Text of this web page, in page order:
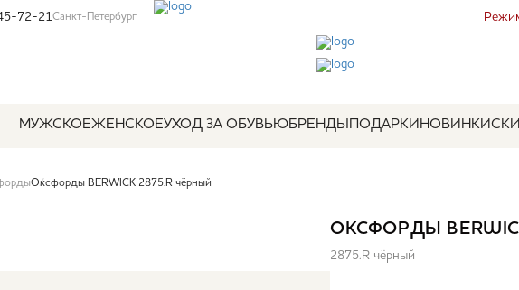
72-21Санкт-Петербург
МУЖСКОЕЖЕНСКОЕУХОД ЗА ОБУВЬЮБРЕНДЫ ПОДАРКИ НОВИНКИ
Оксфорды BERWICK 2875.R чёрный
ОКСФОРДЫ
2875.R чёрный